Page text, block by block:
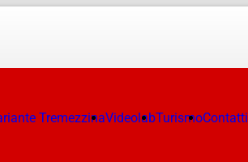
TremezzinaVideolabTurismoContatti